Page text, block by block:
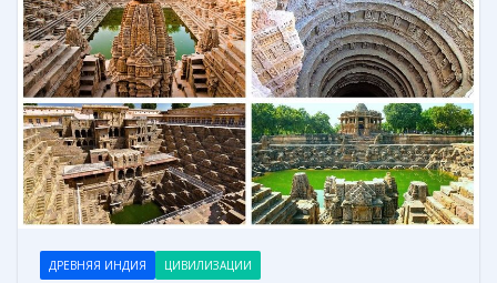
ДРЕВНЯЯ ИНДИЯ ЦИВИЛИЗАЦИИ